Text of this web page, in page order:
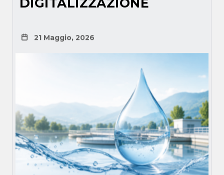
DIGITALIZZAZIONE
21 Maggio, 2026